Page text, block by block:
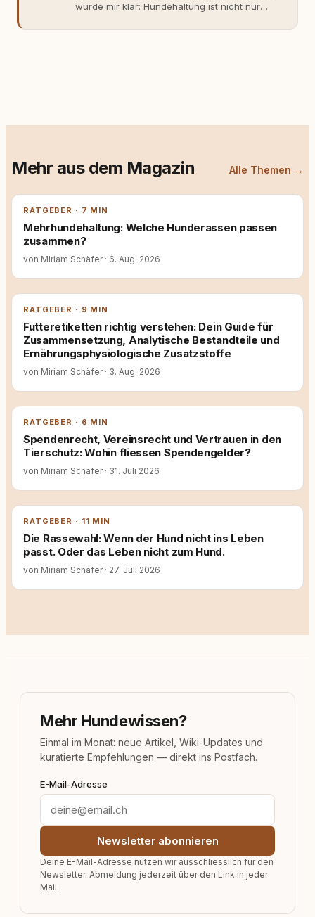
wurde mir klar: Hundehaltung ist nicht nur
Fachwissen. Der Wendepunkt kam mit meinem
Wissen ersetzt – nicht umgekehrt. Aus dieser
Hundehalter:innen in Deutschland, Österreich
und der Schweiz. Meine Überzeugung:
Tierschutz beginnt mit Wissen. Wer seinen
Hund versteht, trifft bessere Entscheidungen –
Mehr aus dem Magazin Alle Themen →
RATGEBER · 7 MIN
Mehrhundehaltung: Welche Hunderassen passen
zusammen?
von Miriam Schäfer · 6. Aug. 2026
RATGEBER · 9 MIN
Futteretiketten richtig verstehen: Dein Guide für
Zusammensetzung, Analytische Bestandteile und
Ernährungsphysiologische Zusatzstoffe
von Miriam Schäfer · 3. Aug. 2026
RATGEBER · 6 MIN
Spendenrecht, Vereinsrecht und Vertrauen in den
Tierschutz: Wohin fliessen Spendengelder?
von Miriam Schäfer · 31. Juli 2026
RATGEBER · 11 MIN
Die Rassewahl: Wenn der Hund nicht ins Leben
passt. Oder das Leben nicht zum Hund.
von Miriam Schäfer · 27. Juli 2026
Mehr Hundewissen?
Einmal im Monat: neue Artikel, Wiki-Updates und
kuratierte Empfehlungen — direkt ins Postfach.
E-Mail-Adresse
Newsletter abonnieren
Deine E-Mail-Adresse nutzen wir ausschliesslich für den
Newsletter. Abmeldung jederzeit über den Link in jeder
Mail.